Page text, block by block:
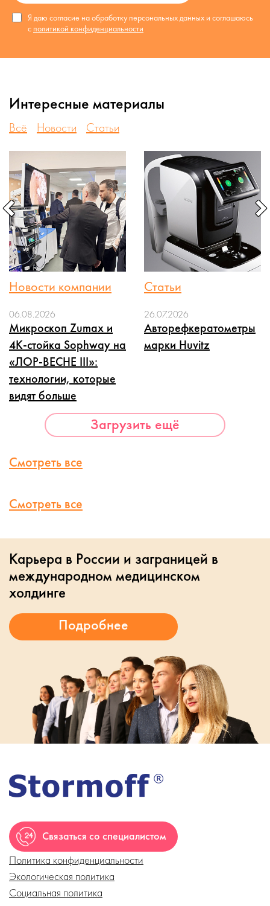
Я даю согласие на обработку персональных данных и соглашаюсь
с политикой конфиденциальности
Интересные материалы
Всё Новости Статьи
Новости компании
06.08.2026
Микроскоп Zumax и
4K-стойка Sophway на
«ЛОР-ВЕСНЕ III»:
технологии, которые
видят больше
Статьи
26.07.2026
Авторефкератометры
марки Huvitz
Загрузить ещё
Смотреть все
Смотреть все
Карьера в России и заграницей в
международном медицинском
холдинге
Связаться со специалистом
Политика конфиденциальности
Экологическая политика
Социальная политика